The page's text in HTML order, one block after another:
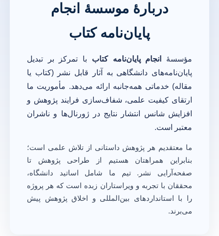
دربارهٔ موسسهٔ انجام
پایان‌نامه کتاب
مؤسسهٔ انجام پایان‌نامه کتاب با تمرکز بر تبدیل
پایان‌نامه‌های دانشگاهی به آثار قابل نشر (کتاب یا
مقاله) خدماتی همه‌جانبه ارائه می‌دهد. مأموریت ما
ارتقای کیفیت علمی، شفاف‌سازی فرایند پژوهش و
افزایش شانس انتشار نتایج در ژورنال‌ها و ناشران
معتبر است.
ما معتقدیم هر پژوهش داستانی از تلاش علمی است؛
بنابراین همراهتان هستیم از طراحی پژوهش تا
صفحه‌آرایی نشر. تیم ما شامل اساتید دانشگاه،
محققان با تجربه و ویراستاران زبده است که هر پروژه
را با استانداردهای بین‌المللی و اخلاق پژوهش پیش
می‌برند.